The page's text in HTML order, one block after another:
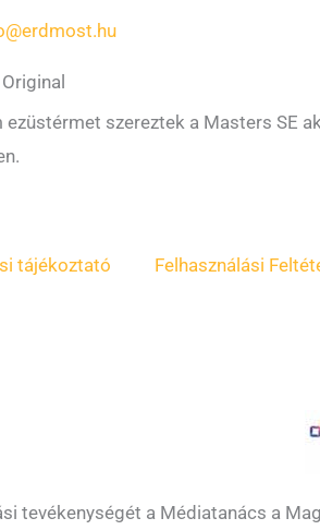
ezüstérmet szereztek a Masters
tájékoztató Felhasználási
tevékenységét a Médiatanács a